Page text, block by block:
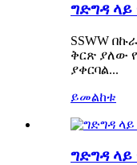
ግድግዳ
SSWW
ቅርጽ ያለው
ያቀርባል...
ይመልከቱ
ግድግዳ